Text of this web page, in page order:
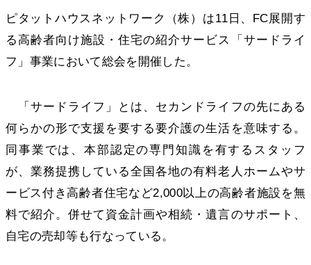
ピタットハウスネットワーク（株）は11日、FC展開す
る高齢者向け施設・住宅の紹介サービス「サードライ
フ」事業において総会を開催した。
「サードライフ」とは、セカンドライフの先にある
何らかの形で支援を要する要介護の生活を意味する。
同事業では、本部認定の専門知識を有するスタッフ
が、業務提携している全国各地の有料老人ホームやサ
ービス付き高齢者住宅など2,000以上の高齢者施設を無
料で紹介。併せて資金計画や相続・遺言のサポート、
自宅の売却等も行なっている。